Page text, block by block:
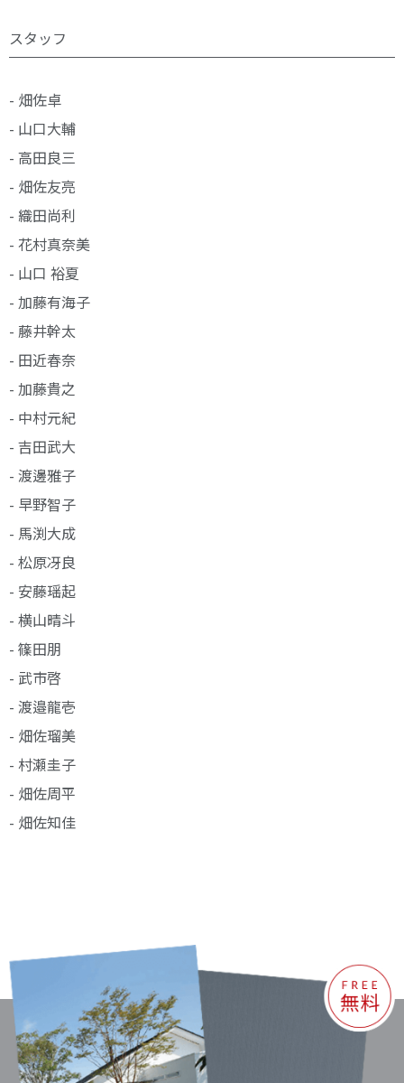
スタッフ
- 畑佐卓
- 山口大輔
- 高田良三
- 畑佐友亮
- 織田尚利
- 花村真奈美
- 山口 裕夏
- 加藤有海子
- 藤井幹太
- 田近春奈
- 加藤貴之
- 中村元紀
- 吉田武大
- 渡邊雅子
- 早野智子
- 馬渕大成
- 松原冴良
- 安藤瑶起
- 横山晴斗
- 篠田朋
- 武市啓
- 渡邉龍壱
- 畑佐瑠美
- 村瀬圭子
- 畑佐周平
- 畑佐知佳